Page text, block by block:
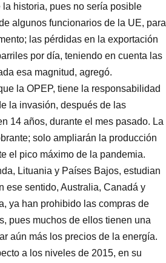
historia, pues no sería posible
algunos funcionarios de la UE, para
las pérdidas en la exportación
por día, teniendo en cuenta las
esa magnitud, agregó.
la OPEP, tiene la responsabilidad
la invasión, después de las
14 años, durante el mes pasado. La
solo ampliarán la producción
el pico máximo de la pandemia.
Lituania y Países Bajos, estudian
ese sentido, Australia, Canadá y
ya han prohibido las compras de
pues muchos de ellos tienen una
aún más los precios de la energía.
a los niveles de 2015, en su